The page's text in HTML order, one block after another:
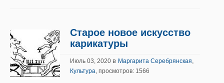
Старое новое искусство
карикатуры
Июль 03, 2020 в Маргарита Серебрянская,
Культура, просмотров: 1566